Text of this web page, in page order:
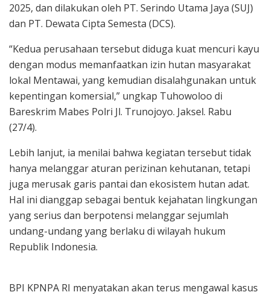
2025, dan dilakukan oleh PT. Serindo Utama Jaya (SUJ)
dan PT. Dewata Cipta Semesta (DCS).
“Kedua perusahaan tersebut diduga kuat mencuri kayu
dengan modus memanfaatkan izin hutan masyarakat
lokal Mentawai, yang kemudian disalahgunakan untuk
kepentingan komersial,” ungkap Tuhowoloo di
Bareskrim Mabes Polri Jl. Trunojoyo. Jaksel. Rabu
(27/4).
Lebih lanjut, ia menilai bahwa kegiatan tersebut tidak
hanya melanggar aturan perizinan kehutanan, tetapi
juga merusak garis pantai dan ekosistem hutan adat.
Hal ini dianggap sebagai bentuk kejahatan lingkungan
yang serius dan berpotensi melanggar sejumlah
undang-undang yang berlaku di wilayah hukum
Republik Indonesia.
BPI KPNPA RI menyatakan akan terus mengawal kasus